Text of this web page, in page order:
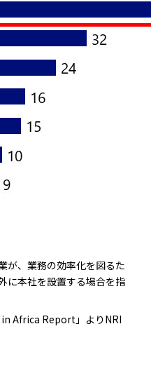
が、業務の効率化を図るた
に本社を設置する場合を指
Africa Report」よりNRI